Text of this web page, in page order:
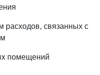
расходов, связанных с
помещений